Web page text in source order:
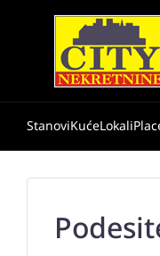
StanoviKućeLokali